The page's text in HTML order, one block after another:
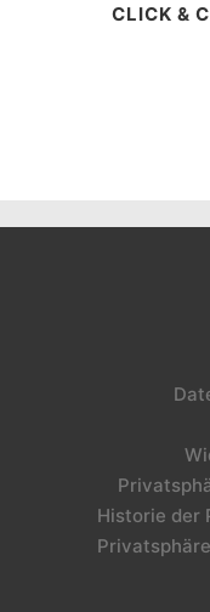
CLICK &
Historie der